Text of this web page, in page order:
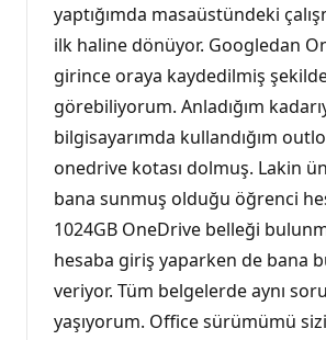
yaptığımda masaüstündeki
ilk haline dönüyor. Googledan
girince oraya kaydedilmiş
görebiliyorum. Anladığım
bilgisayarımda kullandığım
onedrive kotası dolmuş. Lakin
bana sunmuş olduğu öğrenci
1024GB OneDrive belleği
hesaba giriş yaparken de bana
veriyor. Tüm belgelerde aynı
yaşıyorum. Office sürümümü